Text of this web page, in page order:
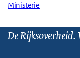
Ministerie
De Rijksoverheid.